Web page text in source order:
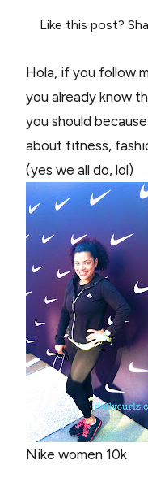
Like this post?
Hola, if you follow
you already know
you should
about fitness,
(yes we all do, lol)
Nike women 10k